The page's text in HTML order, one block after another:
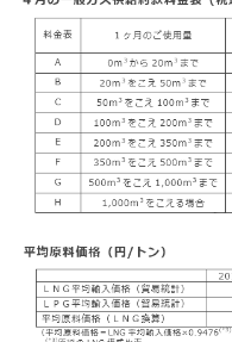
IR情報
採用情報
プレスリリース